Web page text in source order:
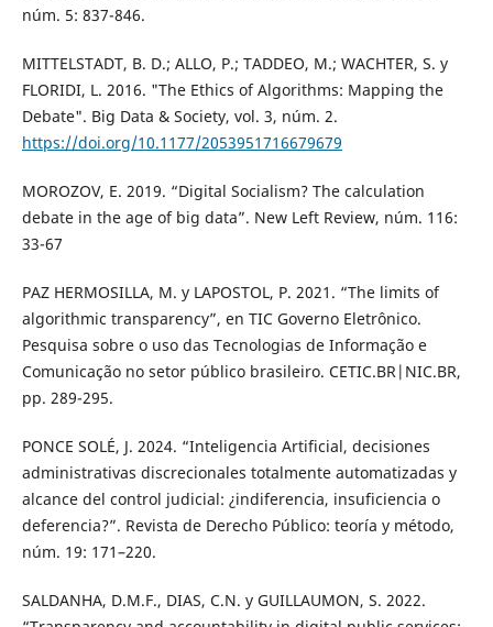
núm. 5: 837-846.
MITTELSTADT, B. D.; ALLO, P.; TADDEO, M.; WACHTER, S. y
FLORIDI, L. 2016. "The Ethics of Algorithms: Mapping the
Debate". Big Data & Society, vol. 3, núm. 2.
https://doi.org/10.1177/2053951716679679
MOROZOV, E. 2019. “Digital Socialism? The calculation
debate in the age of big data”. New Left Review, núm. 116:
33-67
PAZ HERMOSILLA, M. y LAPOSTOL, P. 2021. “The limits of
algorithmic transparency”, en TIC Governo Eletrônico.
Pesquisa sobre o uso das Tecnologias de Informação e
Comunicação no setor público brasileiro. CETIC.BR|NIC.BR,
pp. 289-295.
PONCE SOLÉ, J. 2024. “Inteligencia Artificial, decisiones
administrativas discrecionales totalmente automatizadas y
alcance del control judicial: ¿indiferencia, insuficiencia o
deferencia?”. Revista de Derecho Público: teoría y método,
núm. 19: 171–220.
SALDANHA, D.M.F., DIAS, C.N. y GUILLAUMON, S. 2022.